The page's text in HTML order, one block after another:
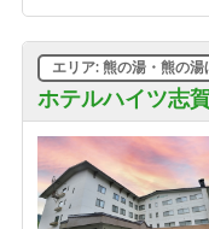
ホテルハイツ志
エリア: 熊の湯・熊の湯